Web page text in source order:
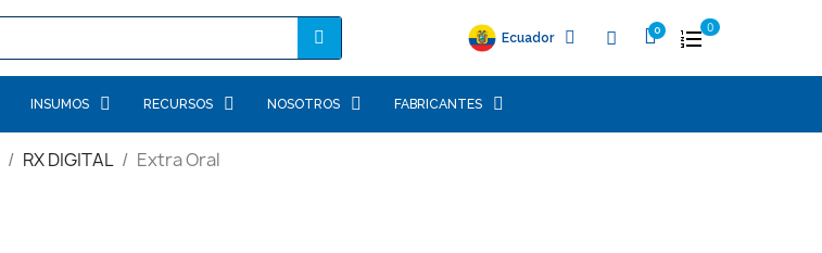
Ecuador
0
INSUMOS RECURSOS NOSOTROS FABRICANTES
RX DIGITAL Extra Oral